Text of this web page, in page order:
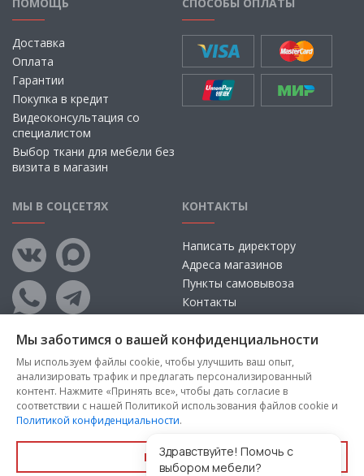
Доставка
Оплата
Гарантии
Покупка в кредит
Видеоконсультация со
специалистом
Выбор ткани для мебели без
визита в магазин
МЫ В СОЦСЕТЯХ КОНТАКТЫ
Написать директору
Адреса магазинов
Пункты самовывоза
Контакты
Copyright © 2026, ООО «100 Диванов» — Все права защищены
Администрация Сайта не несет ответственности за
размещаемые Пользователями материалы, их содержание,
Мы заботимся о вашей конфиденциальности
Мы используем файлы cookie, чтобы улучшить ваш опыт,
анализировать трафик и предлагать персонализированный
контент. Нажмите «Принять все», чтобы дать согласие в
соответствии с нашей Политикой использования файлов cookie и
Политикой конфиденциальности.
Принять все
Здравствуйте! Помочь с
выбором мебели?